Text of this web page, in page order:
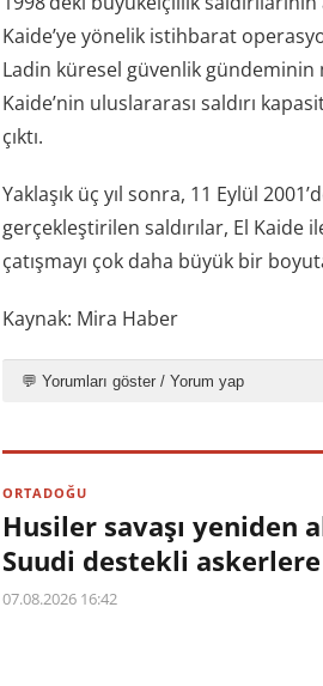
Kaide’ye yönelik istihbarat
Ladin küresel güvenlik gündeminin
Kaide’nin uluslararası saldırı
çıktı.
Yaklaşık üç yıl sonra, 11 Eylül
gerçekleştirilen saldırılar, El Kaide
çatışmayı çok daha büyük bir
Kaynak: Mira Haber
💬 Yorumları göster / Yorum yap
ORTADOĞU
Husiler savaşı yeniden
Suudi destekli askerlere
07.08.2026 16:42